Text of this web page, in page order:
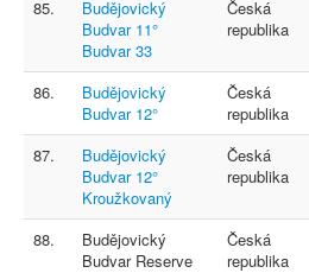
85.
Budějovický
Budvar 11°
Budvar 33
Česká
republika
86.
Budějovický
Budvar 12°
Česká
republika
87.
Budějovický
Budvar 12°
Kroužkovaný
Česká
republika
88.
Budějovický
Budvar Reserve
Česká
republika